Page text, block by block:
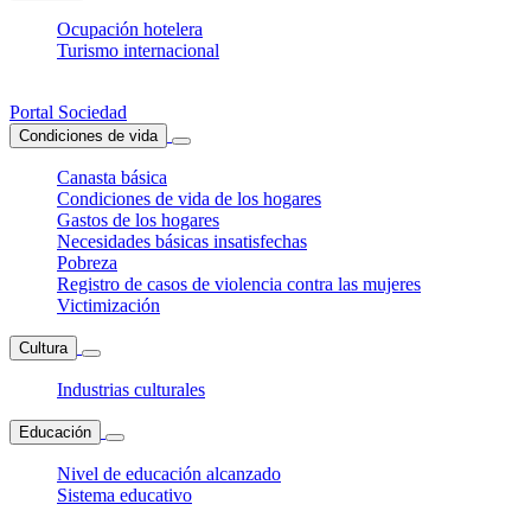
Ocupación hotelera
Turismo internacional
Portal Sociedad
Condiciones de vida
Canasta básica
Condiciones de vida de los hogares
Gastos de los hogares
Necesidades básicas insatisfechas
Pobreza
Registro de casos de violencia contra las mujeres
Victimización
Cultura
Industrias culturales
Educación
Nivel de educación alcanzado
Sistema educativo